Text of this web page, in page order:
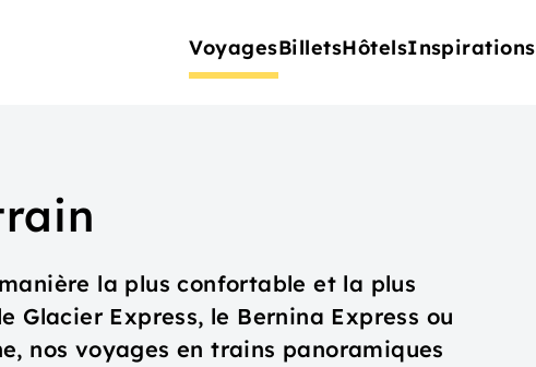
VoyagesBilletsHôtelsInspirations
la plus confortable et la plus
Glacier Express, le Bernina Express ou
nos voyages en trains panoramiques